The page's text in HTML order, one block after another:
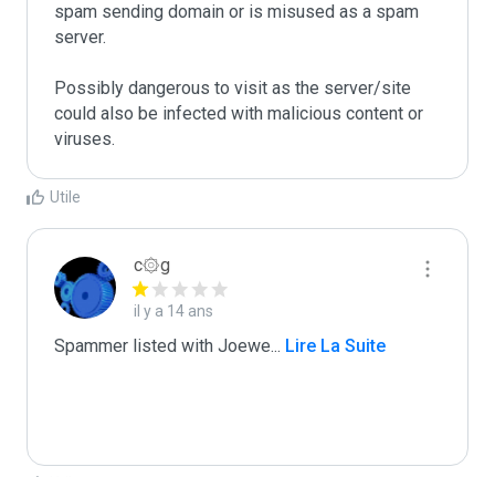
spam sending domain or is misused as a spam
server.
Possibly dangerous to visit as the server/site
could also be infected with malicious content or
Utile
c۞g
il y a 14 ans
Spammer listed with Joewe... Lire La Suite